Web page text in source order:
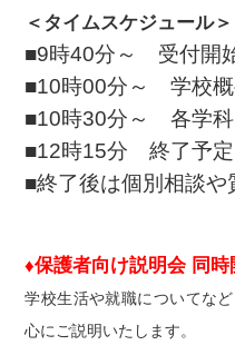
＜タイムスケジュール＞
■9時40分～ 受付開
■10時00分～ 学校概
■10時30分～ 各学科
■12時15分 終了予定
■終了後は個別相談や
♦保護者向け説明会 同時
学校生活や就職についてな
心に ご説明いたします。